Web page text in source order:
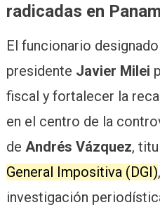
radicadas en
El funcionario
presidente Javier Milei
fiscal y fortalecer la
en el centro de la
de Andrés Vázquez,
General Impositiva (DGI)
investigación